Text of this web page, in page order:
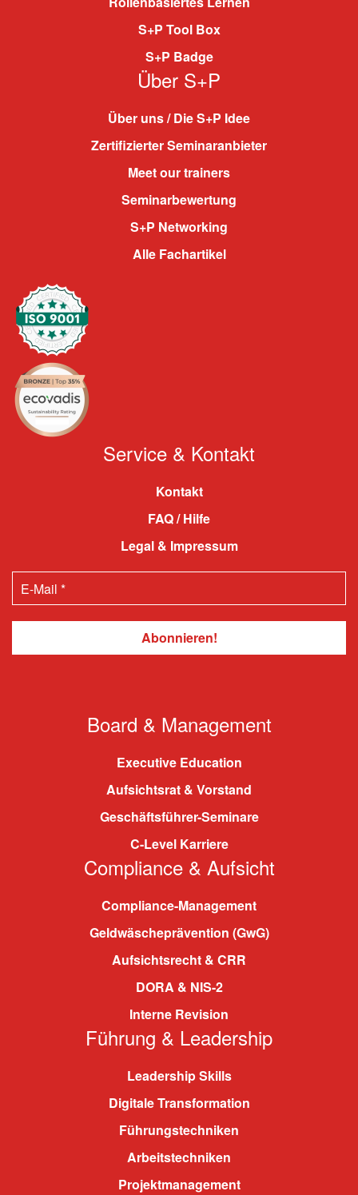
S+P Tool Box
S+P Badge
Über S+P
Über uns / Die S+P Idee
Zertifizierter Seminaranbieter
Meet our trainers
Seminarbewertung
S+P Networking
Alle Fachartikel
Service & Kontakt
Kontakt
FAQ / Hilfe
Legal & Impressum
Board & Management
Executive Education
Aufsichtsrat & Vorstand
Geschäftsführer-Seminare
C-Level Karriere
Compliance & Aufsicht
Compliance-Management
Geldwäscheprävention (GwG)
Aufsichtsrecht & CRR
DORA & NIS-2
Interne Revision
Führung & Leadership
Leadership Skills
Digitale Transformation
Führungstechniken
Arbeitstechniken
Projektmanagement